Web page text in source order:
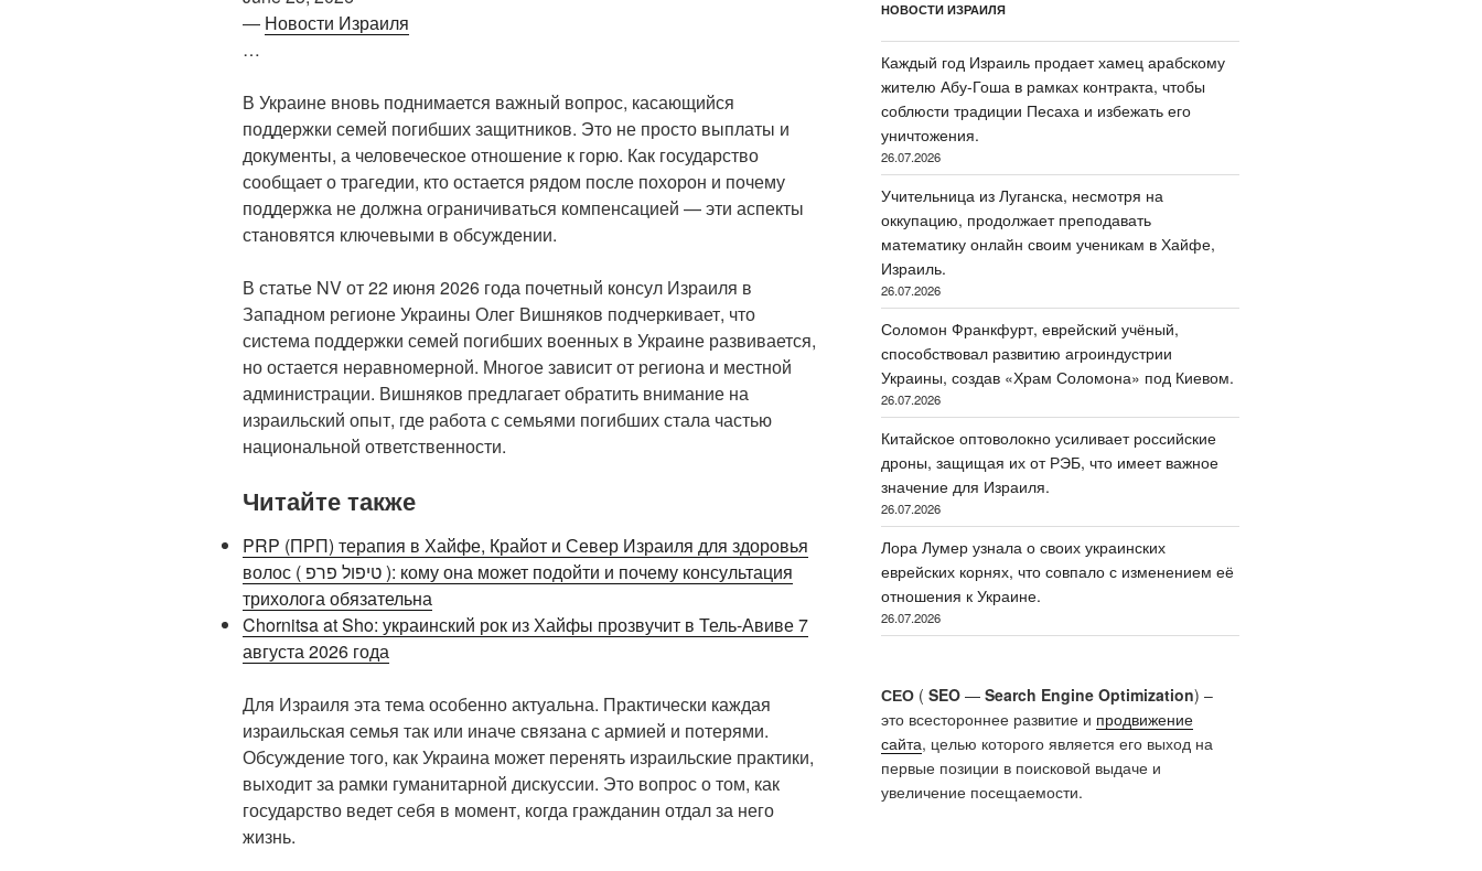
— Новости Израиля
…
В Украине вновь поднимается важный вопрос, касающийся
поддержки семей погибших защитников. Это не просто выплаты и
документы, а человеческое отношение к горю. Как государство
сообщает о трагедии, кто остается рядом после похорон и почему
поддержка не должна ограничиваться компенсацией — эти аспекты
становятся ключевыми в обсуждении.
В статье NV от 22 июня 2026 года почетный консул Израиля в
Западном регионе Украины Олег Вишняков подчеркивает, что
система поддержки семей погибших военных в Украине развивается,
но остается неравномерной. Многое зависит от региона и местной
администрации. Вишняков предлагает обратить внимание на
израильский опыт, где работа с семьями погибших стала частью
национальной ответственности.
Читайте также
PRP (ПРП) терапия в Хайфе, Крайот и Север Израиля для здоровья
волос ( טיפול פרפ ): кому она может подойти и почему консультация
трихолога обязательна
Chornitsa at Sho: украинский рок из Хайфы прозвучит в Тель-Авиве 7
августа 2026 года
Для Израиля эта тема особенно актуальна. Практически каждая
израильская семья так или иначе связана с армией и потерями.
Обсуждение того, как Украина может перенять израильские практики,
выходит за рамки гуманитарной дискуссии. Это вопрос о том, как
государство ведет себя в момент, когда гражданин отдал за него
жизнь.
НОВОСТИ ИЗРАИЛЯ
Каждый год Израиль продает хамец арабскому
жителю Абу-Гоша в рамках контракта, чтобы
соблюсти традиции Песаха и избежать его
уничтожения.
26.07.2026
Учительница из Луганска, несмотря на
оккупацию, продолжает преподавать
математику онлайн своим ученикам в Хайфе,
Израиль.
26.07.2026
Соломон Франкфурт, еврейский учёный,
способствовал развитию агроиндустрии
Украины, создав «Храм Соломона» под Киевом.
26.07.2026
Китайское оптоволокно усиливает российские
дроны, защищая их от РЭБ, что имеет важное
значение для Израиля.
26.07.2026
Лора Лумер узнала о своих украинских
еврейских корнях, что совпало с изменением её
отношения к Украине.
26.07.2026
СЕО( SEO— Search Engine Optimization) –
это всестороннее развитие и продвижение
сайта, целью которого является его выход на
первые позиции в поисковой выдаче и
увеличение посещаемости.